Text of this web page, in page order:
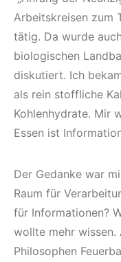
Arbeitskreisen zum
tätig. Da wurde
biologischen
diskutiert. Ich
als rein stoffliche
Kohlenhydrate. Mir
Essen ist
Der Gedanke war
Raum für
für Informationen?
wollte mehr wissen.
Philosophen